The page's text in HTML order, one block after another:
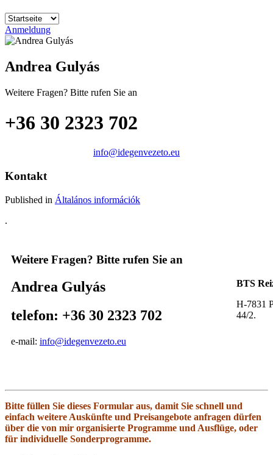
Anmeldung
Andrea Gulyás
Weitere Fragen? Bitte rufen Sie an
+36 30 2323 702
info@idegenvezeto.eu
Kontakt
Published in Általános információk
.
Weitere Fragen? Bitte rufen Sie an
Andrea Gulyás
telefon: +36 30 2323 702
e-mail: info@idegenvezeto.eu
BTS
H-7831
44/2.
Bitte füllen Sie dieses Formular aus, damit Sie schnell und
einfach weitere Auskünfte und Preisangebote anfragen dürfen
über die von mir organisierte Programme und Ausflüge, oder
für individuelle Sonderprogramme.